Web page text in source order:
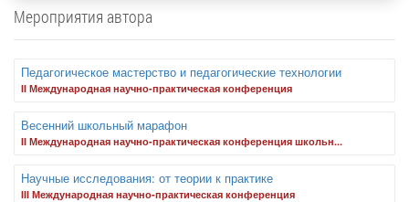
Мероприятия автора
Педагогическое мастерство и педагогические технологии
II Международная научно-практическая конференция
Весенний школьный марафон
II Международная научно-практическая конференция школьн...
Научные исследования: от теории к практике
III Международная научно-практическая конференция